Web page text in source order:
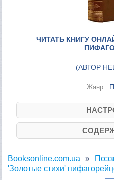
ЧИТАТЬ КНИГУ
(АВТОР
Жанр :
Booksonline.com.ua
'Золотые стихи'